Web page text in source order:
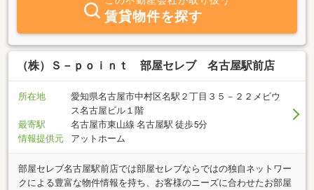
賃貸物件を探す
（株）Ｓ－ｐｏｉｎｔ 部屋セレブ 名古屋駅前店
所在地
愛知県名古屋市中村区名駅２丁目３５－２２メビウ
ス名古屋ビル１階
最寄駅
名古屋市東山線 名古屋駅 徒歩5分
情報提供元
アットホーム
部屋セレブ名古屋駅前店では部屋セレブならではの独自ネットワー
クによる豊富な物件情報を持ち、お客様のニーズに合わせたお部屋